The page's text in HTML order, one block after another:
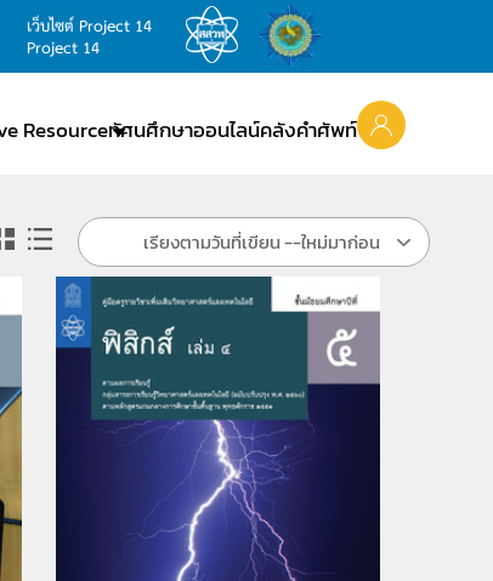
เว็บไซต์ Project 14
Project 14
Resourceทัศนศึกษาออนไลน์คลังคำศัพท์
เรียงตามวันที่เขียน --ใหม่มาก่อน